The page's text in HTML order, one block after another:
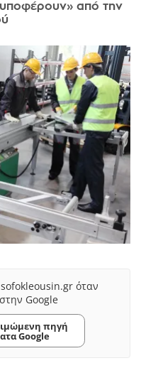
από την
όταν
Google
πηγή
Google